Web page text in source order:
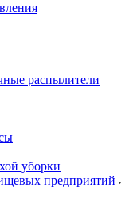
распылители
уборки
предприятий